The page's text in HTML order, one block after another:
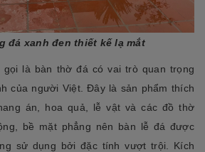
đá xanh đen thiết kế lạ mắt
gọi là bàn thờ đá có vai trò quan trọng
của người Việt. Đây là sản phẩm thích
án, hoa quả, lễ vật và các đồ thờ
bề mặt phẳng nên bàn lễ đá được
sử dụng bởi đặc tính vượt trội. Kích